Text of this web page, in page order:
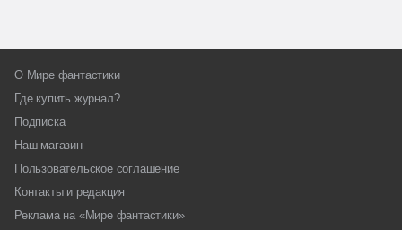
О Мире фантастики
Где купить журнал?
Подписка
Наш магазин
Пользовательское соглашение
Контакты и редакция
Реклама на «Мире фантастики»